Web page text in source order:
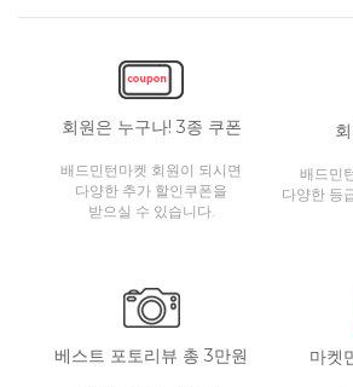
회원은 누구나! 3종 쿠폰
배드민턴마켓 회원이 되시면
다양한 추가 할인쿠폰을
받으실 수 있습니다.
배드민
다양한 등
베스트 포토리뷰 총 3만원 마켓